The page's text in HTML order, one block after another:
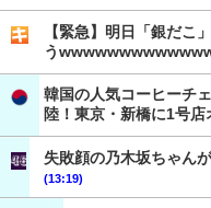
【緊急】明日「銀だこ
う
韓国の人気コーヒーチ
陸！東京・新橋に1号店
失敗顔の乃木坂ちゃん
(13:19)